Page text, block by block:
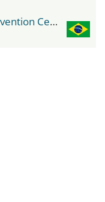
São Paulo Expo Exhibition & Convention Center